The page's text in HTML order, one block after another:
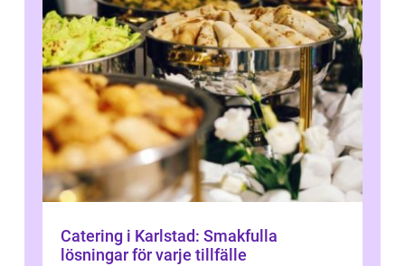
Catering i Karlstad: Smakfulla
lösningar för varje tillfälle